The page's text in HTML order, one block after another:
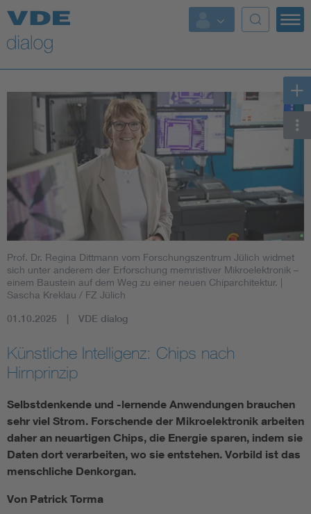
Prof. Dr. Regina Dittmann vom Forschungszentrum Jülich widmet
sich unter anderem der Erforschung memristiver Mikroelektronik –
einem Baustein auf dem Weg zu einer neuen Chiparchitektur.
Sascha Kreklau / FZ Jülich
01.10.2025 VDE dialog
Künstliche Intelligenz: Chips nach
Hirnprinzip
Selbstdenkende und -lernende Anwendungen brauchen
sehr viel Strom. Forschende der Mikroelektronik arbeiten
daher an neuartigen Chips, die Energie sparen, indem sie
Daten dort verarbeiten, wo sie entstehen. Vorbild ist das
menschliche Denkorgan.
Von Patrick Torma